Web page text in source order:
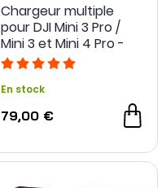
Chargeur multiple
pour DJI Mini 3 Pro /
Mini 3 et Mini 4 Pro -
Parbeson
En stock
79,00 €